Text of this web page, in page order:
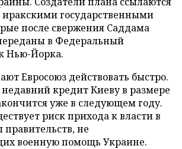
иракскими государственными
после свержения Саддама
в Федеральный
Нью-Йорка.
Евросоюз действовать быстро.
кредит Киеву в размере
уже в следующем году.
риск прихода к власти в
правительств, не
военную помощь Украине.